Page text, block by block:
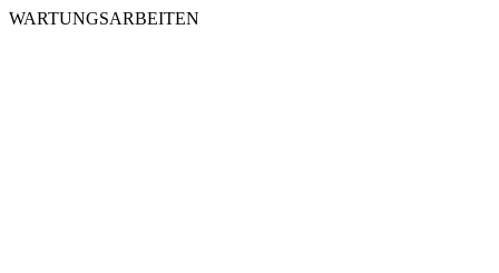
WARTUNGSARBEITEN